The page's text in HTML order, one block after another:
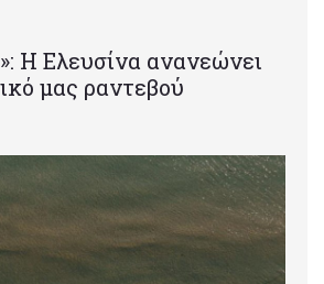
Η Ελευσίνα ανανεώνει
μας ραντεβού